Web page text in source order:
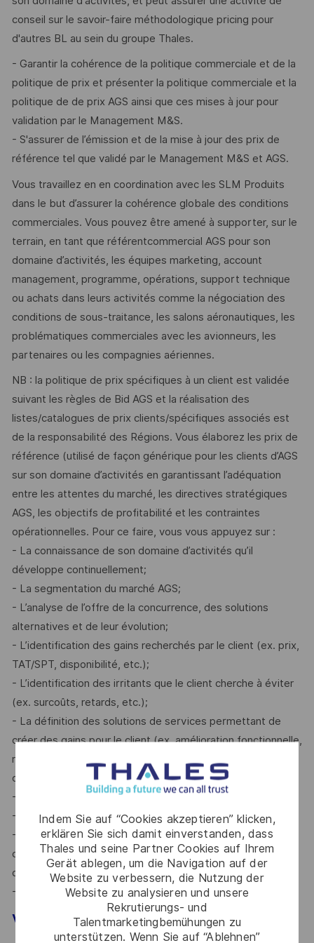
Indem Sie auf “Cookies akzeptieren” klicken,
erklären Sie sich damit einverstanden, dass
Thales und seine Partner Cookies auf Ihrem
Gerät ablegen, um die Navigation auf der
Website zu verbessern, die Nutzung der
Website zu analysieren und unsere
Rekrutierungs- und
Talentmarketingbemühungen zu
unterstützen. Wenn Sie auf “Ablehnen”
conseil sur le savoir-faire méthodologique pricing pour
d'autres BL au sein du groupe Thales.
- Garantir la cohérence de la politique commerciale et de la
politique de prix et présenter la politique commerciale et la
politique de de prix AGS ainsi que ces mises à jour pour
validation par le Management M&S.
- S'assurer de l’émission et de la mise à jour des prix de
référence tel que validé par le Management M&S et AGS.
Vous travaillez en en coordination avec les SLM Produits
dans le but d’assurer la cohérence globale des conditions
commerciales. Vous pouvez être amené à supporter, sur le
terrain, en tant que référentcommercial AGS pour son
domaine d’activités, les équipes marketing, account
management, programme, opérations, support technique
ou achats dans leurs activités comme la négociation des
conditions de sous-traitance, les salons aéronautiques, les
problématiques commerciales avec les avionneurs, les
partenaires ou les compagnies aériennes.
NB : la politique de prix spécifiques à un client est validée
suivant les règles de Bid AGS et la réalisation des
listes/catalogues de prix clients/spécifiques associés est
de la responsabilité des Régions. Vous élaborez les prix de
référence (utilisé de façon générique pour les clients d’AGS
sur son domaine d’activités en garantissant l’adéquation
entre les attentes du marché, les directives stratégiques
AGS, les objectifs de profitabilité et les contraintes
opérationnelles. Pour ce faire, vous vous appuyez sur :
- La connaissance de son domaine d’activités qu’il
développe continuellement;
- La segmentation du marché AGS;
- L’analyse de l’offre de la concurrence, des solutions
alternatives et de leur évolution;
- L’identification des gains recherchés par le client (ex. prix,
TAT/SPT, disponibilité, etc.);
- L’identification des irritants que le client cherche à éviter
(ex. surcoûts, retards, etc.);
- La définition des solutions de services permettant de
créer des gains pour le client (ex. amélioration fonctionnelle,
réduction de coûts, amélioration de la performance
opérationnelle, etc.);
- L’analyse de la valeur perçue par les clients;
- L’analyse de la situation de pertes et profits;
- L’identification de remèdes aux irritants rencontrés par le
client (ex. stocks on site, support engineering, services
digitaux, upgrade);
- Le cycle de vie des produits.
Votre profil :